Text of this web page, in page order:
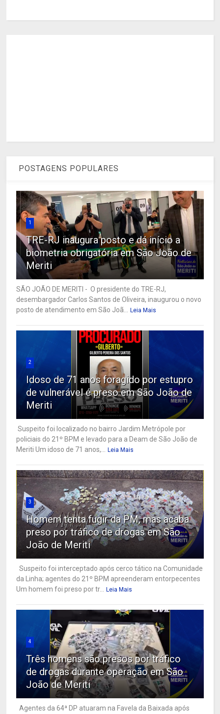
POSTAGENS POPULARES
1
TRE-RJ inaugura posto e dá início a
biometria obrigatória em São João de
Meriti
SÃO JOÃO DE MERITI - O presidente do TRE-RJ,
desembargador Carlos Santos de Oliveira, inaugurou o novo
posto de atendimento em São Joã... Leia Mais
2
Idoso de 71 anos foragido por estupro
de vulnerável é preso em São João de
Meriti
Suspeito foi localizado no bairro Jardim Metrópole por
policiais do 21º BPM e levado para a Deam de São João de
Meriti Um idoso de 71 anos,... Leia Mais
3
Homem tenta fugir da PM, mas acaba
preso por tráfico de drogas em São
João de Meriti
Suspeito foi interceptado após cerco tático na Comunidade
da Linha; agentes do 21º BPM apreenderam entorpecentes
Um homem foi preso por tr... Leia Mais
4
Três homens são presos por tráfico
de drogas durante operação em São
João de Meriti
Agentes da 64ª DP atuaram na Favela da Baixada após